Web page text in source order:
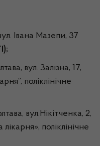
Івана Мазепи, 37
вул. Залізна, 17,
поліклінічне
вул.Нікітченка, 2,
поліклінічне